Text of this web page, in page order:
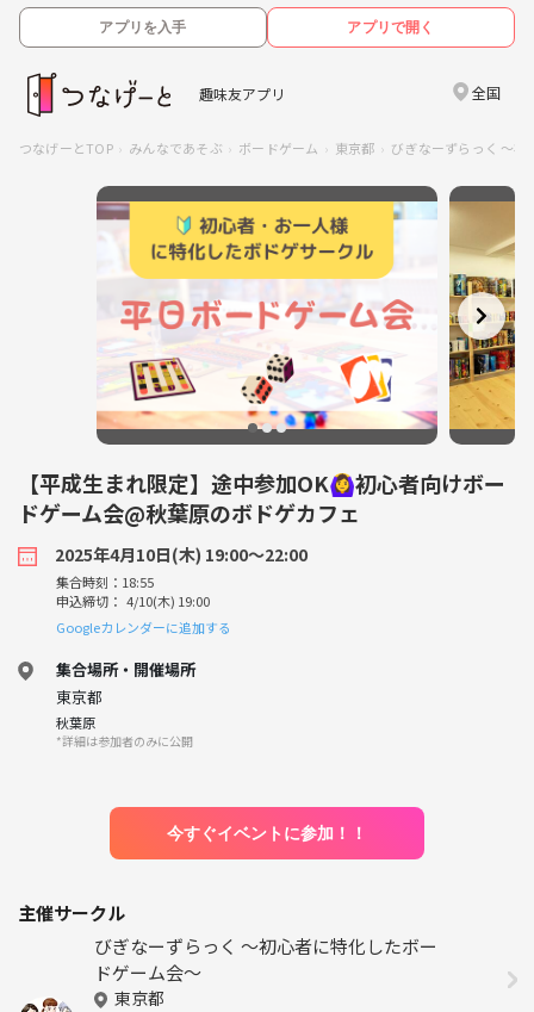
アプリを入手 アプリで開く
趣味友アプリ 全国
つなげーとTOP みんなであそぶ ボードゲーム 東京都 びぎなーずらっく ～
【平成生まれ限定】途中参加OK🙆‍♀️初心者向けボー
ドゲーム会@秋葉原のボドゲカフェ
2025年4月10日(木) 19:00〜22:00
集合時刻：18:55
申込締切： 4/10(木) 19:00
Googleカレンダーに追加する
集合場所・開催場所
東京都
秋葉原
*詳細は参加者のみに公開
今すぐイベントに参加！！
主催サークル
びぎなーずらっく ～初心者に特化したボー
ドゲーム会～
東京都